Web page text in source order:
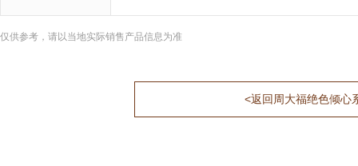
仅供参考，请以当地实际销售产品信息为准
<返回周大福绝色倾心